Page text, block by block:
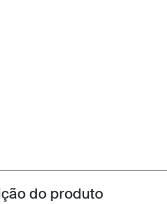
Toggle overview
do produto